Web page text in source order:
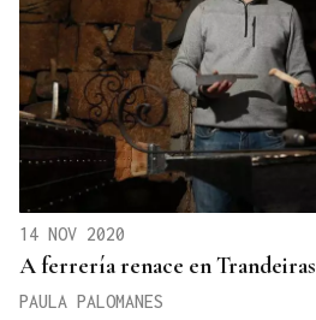
14 NOV 2020
A ferrería renace en Trandeiras
PAULA PALOMANES